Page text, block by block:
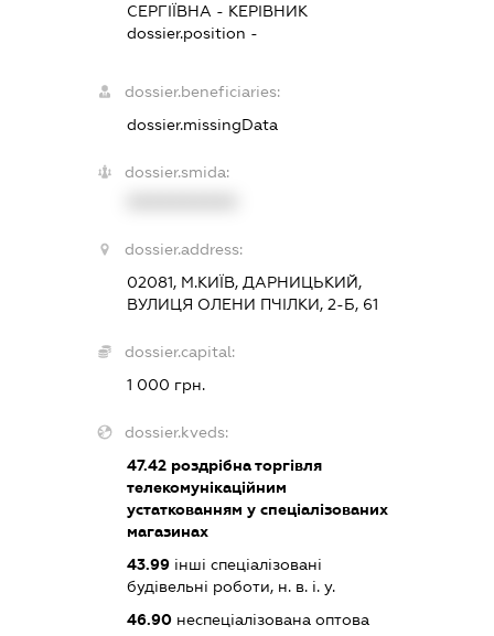
СЕРГІЇВНА - КЕРІВНИК
dossier.position -
dossier.beneficiaries:
dossier.missingData
dossier.smida:
dossier.address:
02081, М.КИЇВ, ДАРНИЦЬКИЙ,
ВУЛИЦЯ ОЛЕНИ ПЧІЛКИ, 2-Б, 61
dossier.capital:
1 000 грн.
dossier.kveds:
47.42 роздрібна торгівля
телекомунікаційним
устаткованням у спеціалізованих
магазинах
43.99 інші спеціалізовані
будівельні роботи, н. в. і. у.
46.90 неспеціалізована оптова